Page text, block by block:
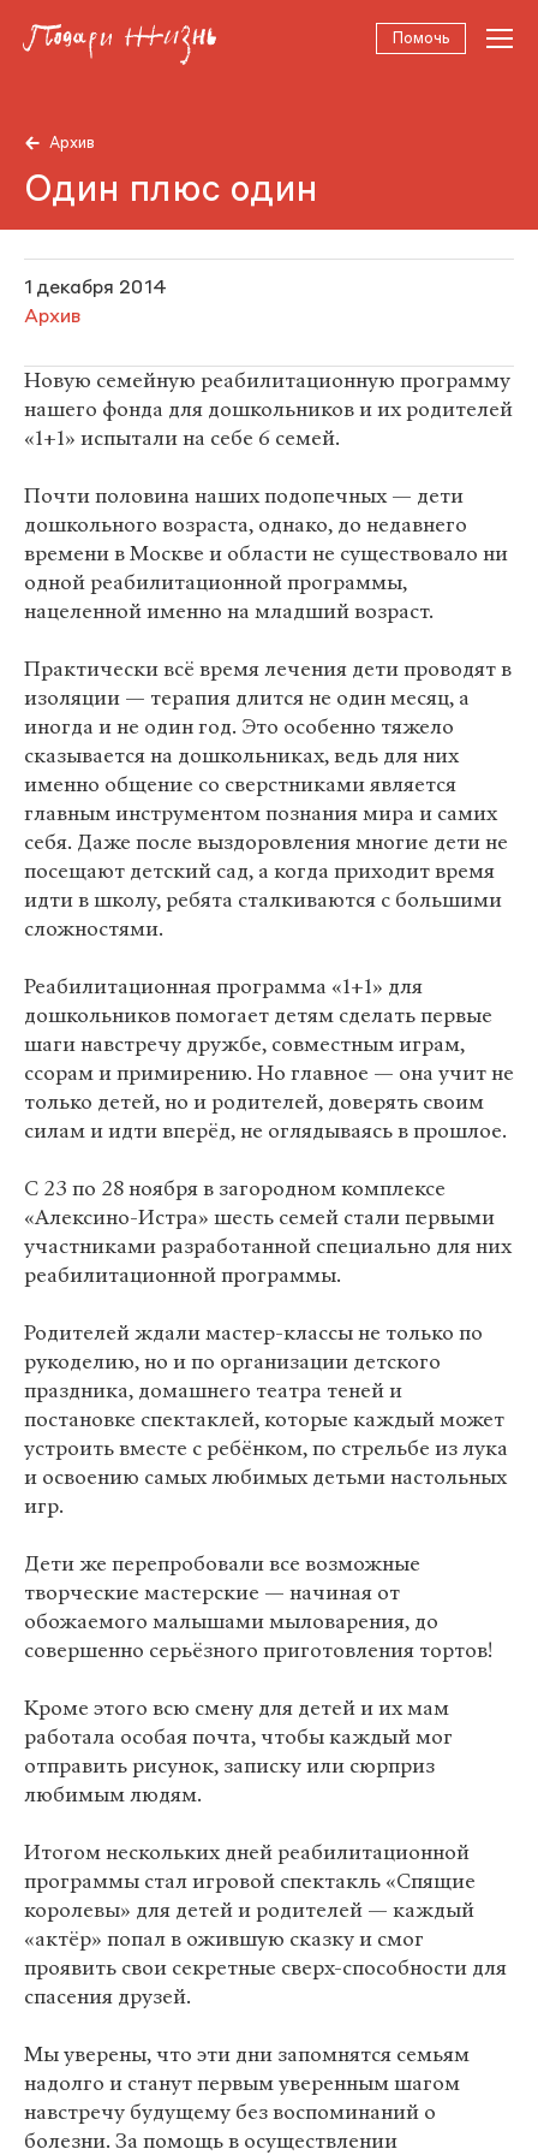
Помочь
Архив
Один плюс один
1 декабря 2014
Архив
Новую семейную реабилитационную программу
нашего фонда для дошкольников и их родителей
«1+1» испытали на себе 6 семей.
Почти половина наших подопечных — дети
дошкольного возраста, однако, до недавнего
времени в Москве и области не существовало ни
одной реабилитационной программы,
нацеленной именно на младший возраст.
Практически всё время лечения дети проводят в
изоляции — терапия длится не один месяц, а
иногда и не один год. Это особенно тяжело
сказывается на дошкольниках, ведь для них
именно общение со сверстниками является
главным инструментом познания мира и самих
себя. Даже после выздоровления многие дети не
посещают детский сад, а когда приходит время
идти в школу, ребята сталкиваются с большими
сложностями.
Реабилитационная программа «1+1» для
дошкольников помогает детям сделать первые
шаги навстречу дружбе, совместным играм,
ссорам и примирению. Но главное — она учит не
только детей, но и родителей, доверять своим
силам и идти вперёд, не оглядываясь в прошлое.
С 23 по 28 ноября в загородном комплексе
«Алексино-Истра» шесть семей стали первыми
участниками разработанной специально для них
реабилитационной программы.
Родителей ждали мастер-классы не только по
рукоделию, но и по организации детского
праздника, домашнего театра теней и
постановке спектаклей, которые каждый может
устроить вместе с ребёнком, по стрельбе из лука
и освоению самых любимых детьми настольных
игр.
Дети же перепробовали все возможные
творческие мастерские — начиная от
обожаемого малышами мыловарения, до
совершенно серьёзного приготовления тортов!
Кроме этого всю смену для детей и их мам
работала особая почта, чтобы каждый мог
отправить рисунок, записку или сюрприз
любимым людям.
Итогом нескольких дней реабилитационной
программы стал игровой спектакль «Спящие
королевы» для детей и родителей — каждый
«актёр» попал в ожившую сказку и смог
проявить свои секретные сверх-способности для
спасения друзей.
Мы уверены, что эти дни запомнятся семьям
надолго и станут первым уверенным шагом
навстречу будущему без воспоминаний о
болезни. За помощь в осуществлении